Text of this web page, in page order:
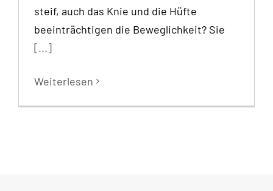
steif, auch das Knie und die Hüfte
beeinträchtigen die Beweglichkeit? Sie
[...]
Weiterlesen